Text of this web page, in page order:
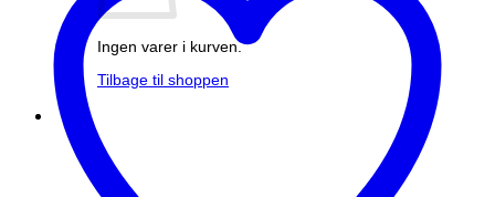
Ingen varer i kurven.
Tilbage til shoppen